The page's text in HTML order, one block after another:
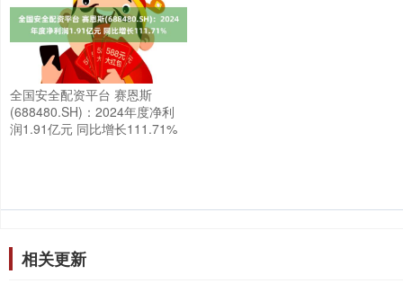
全国安全配资平台 赛恩斯
(688480.SH)：2024年度净利
润1.91亿元 同比增长111.71%
相关更新